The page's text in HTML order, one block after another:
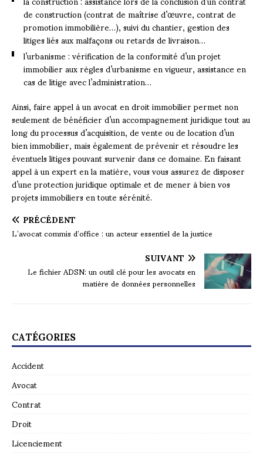
de construction (contrat de maîtrise d’œuvre, contrat de
promotion immobilière…), suivi du chantier, gestion des
litiges liés aux malfaçons ou retards de livraison…
l’urbanisme : vérification de la conformité d’un projet
immobilier aux règles d’urbanisme en vigueur, assistance en
cas de litige avec l’administration…
Ainsi, faire appel à un avocat en droit immobilier permet non
seulement de bénéficier d’un accompagnement juridique tout au
long du processus d’acquisition, de vente ou de location d’un
bien immobilier, mais également de prévenir et résoudre les
éventuels litiges pouvant survenir dans ce domaine. En faisant
appel à un expert en la matière, vous vous assurez de disposer
d’une protection juridique optimale et de mener à bien vos
projets immobiliers en toute sérénité.
PRÉCÉDENT
L’avocat commis d’office : un acteur essentiel de la justice
SUIVANT
Le fichier ADSN: un outil clé pour les avocats en
matière de données personnelles
CATÉGORIES
Accident
Avocat
Contrat
Droit
Licenciement